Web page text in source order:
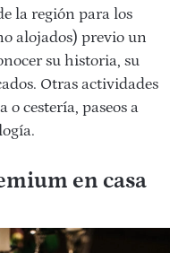
la región para los
alojados) previo un
su historia, su
Otras actividades
o cestería, paseos a
en casa